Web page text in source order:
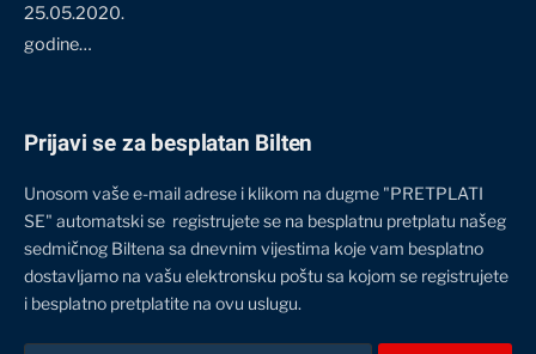
25.05.2020.
godine…
Prijavi se za besplatan Bilten
Unosom vaše e-mail adrese i klikom na dugme "PRETPLATI
SE" automatski se registrujete se na besplatnu pretplatu našeg
sedmičnog Biltena sa dnevnim vijestima koje vam besplatno
dostavljamo na vašu elektronsku poštu sa kojom se registrujete
i besplatno pretplatite na ovu uslugu.